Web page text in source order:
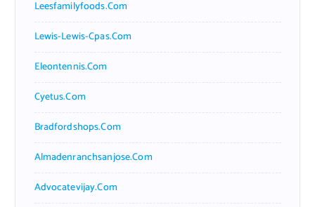
Leesfamilyfoods.com
Lewis-Lewis-Cpas.com
Eleontennis.com
Cyetus.com
Bradfordshops.com
Almadenranchsanjose.com
Advocatevijay.com